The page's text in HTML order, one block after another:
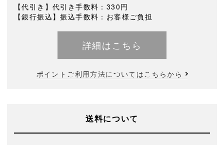
【代引き】代引き手数料：330円
【銀行振込】振込手数料：お客様ご負担
詳細はこちら
ポイントご利用方法についてはこちらから
送料について